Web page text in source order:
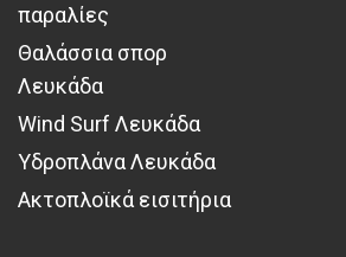
παραλίες
Θαλάσσια σπορ
Λευκάδα
Wind Surf Λευκάδα
Υδροπλάνα Λευκάδα
Ακτοπλοϊκά εισιτήρια